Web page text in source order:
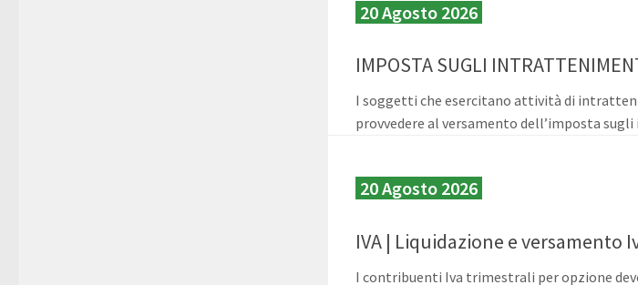
20 Agosto 2026
IMPOSTA SUGLI
I soggetti che esercitano attività di
provvedere al versamento dell’imposta
20 Agosto 2026
IVA | Liquidazione e versamento
I contribuenti Iva trimestrali per opzione